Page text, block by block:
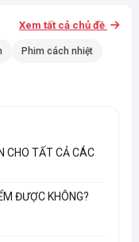
Xem tất cả chủ đề
Phim cách nhiệt
CHO TẤT CẢ CÁC
ĐƯỢC KHÔNG?